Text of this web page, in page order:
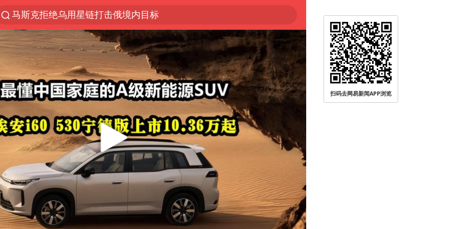
马斯克拒绝乌用星链打击俄境内目标
解锁各地夏日限定体验
金饰克价一夜涨回1300元
富婆带资进组给自己硬加60多场吻戏
男童模仿奥特曼从高处跳下致骨折
名创优品一次性内裤 颜面尽失
黄金创今年来最大单周涨幅
“六爷”挂一颗出场
白海豚将正面袭击贯穿浙江
视频丨中国东方电气集团原党组副书记、董事宋致远被查
梁家辉：到内地拍戏不是北上是回归
扫码去网易新闻APP浏览